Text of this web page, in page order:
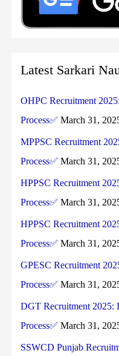
Latest Sarkari
OHPC Recruitment
Process✅ March 31,
MPPSC Recruitment
Process✅ March 31,
HPPSC Recruitment
Process✅ March 31,
HPPSC Recruitment
Process✅ March 31,
GPESC Recruitment
Process✅ March 31,
DGT Recruitment 2025:
Process✅ March 31,
SSWCD Punjab